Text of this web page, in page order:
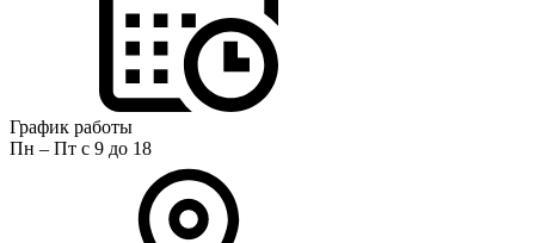
График работы
Пн – Пт с 9 до 18